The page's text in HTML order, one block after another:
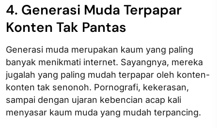
4. Generasi Muda Terpapar
Konten Tak Pantas
Generasi muda merupakan kaum yang paling
banyak menikmati internet. Sayangnya, mereka
jugalah yang paling mudah terpapar oleh konten-
konten tak senonoh. Pornografi, kekerasan,
sampai dengan ujaran kebencian acap kali
menyasar kaum muda yang mudah terpancing.